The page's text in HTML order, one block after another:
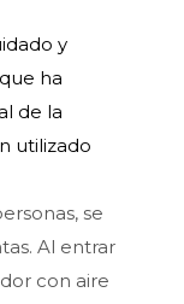
y
ha
de la
utilizado
se
Al entrar
con aire